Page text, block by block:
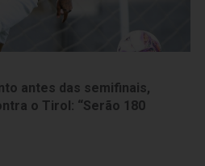
antes das semifinais,
o Tirol: “Serão 180